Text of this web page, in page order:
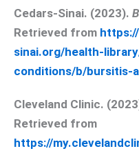
Cedars-Sinai. (2023).
Retrieved from
sinai.org/health-
conditions/b/bursitis-
Cleveland Clinic.
Retrieved from
https://